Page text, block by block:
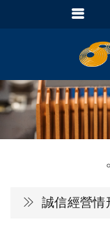
誠信經營情